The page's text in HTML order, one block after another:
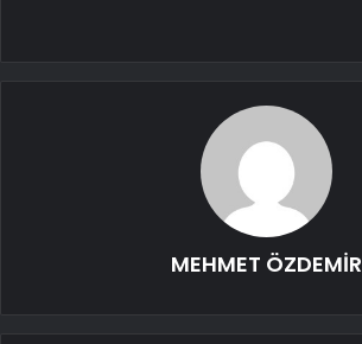
MEHMET ÖZDEMİR